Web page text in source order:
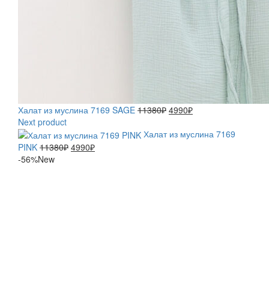
Халат из муслина 7169 SAGE 11380₽ Первоначальная
составляла
4990₽Текущая
4990₽.
Next product
Халат из муслина 7169
PINK 11380₽ Первоначальная
4990₽Текущая
-56%New